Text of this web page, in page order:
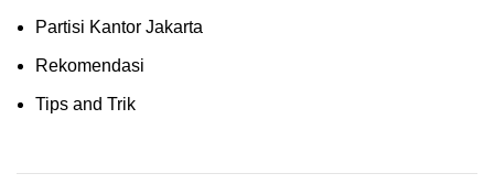
Partisi Kantor Jakarta
Rekomendasi
Tips and Trik